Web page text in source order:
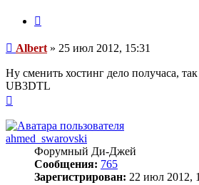
Сообщение
Albert » 25 июл 2012, 15:31
Ну сменить хостинг дело получаса,
UB3DTL
началу
ahmed_swarovski
Форумный Ди-Джей
Сообщения: 765
Зарегистрирован: 22 июл 2012,